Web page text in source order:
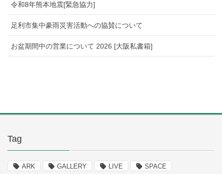
令和8年熊本地震[緊急協力]
足利市集中豪雨災害活動への協賛について
お盆期間中の営業について 2026 [大阪私書箱]
Tag
ARK GALLERY LIVE SPACE